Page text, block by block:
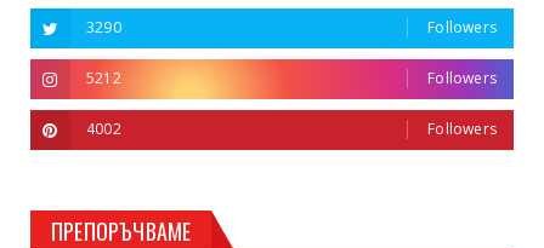
3290 Followers
5212 Followers
4002 Followers
ПРЕПОРЪЧВАМЕ